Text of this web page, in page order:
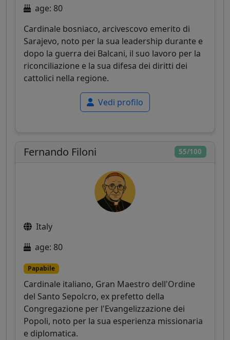
age: 80
Cardinale bosniaco, arcivescovo emerito di
Sarajevo, noto per la sua leadership durante e
dopo la guerra dei Balcani, il suo lavoro per la
riconciliazione e la sua difesa dei diritti dei
cattolici nella regione.
Vedi profilo
55/100
Fernando Filoni
Italy
age: 80
Papabile
Cardinale italiano, Gran Maestro dell'Ordine
del Santo Sepolcro, ex prefetto della
Congregazione per l'Evangelizzazione dei
Popoli, noto per la sua esperienza missionaria
e diplomatica.